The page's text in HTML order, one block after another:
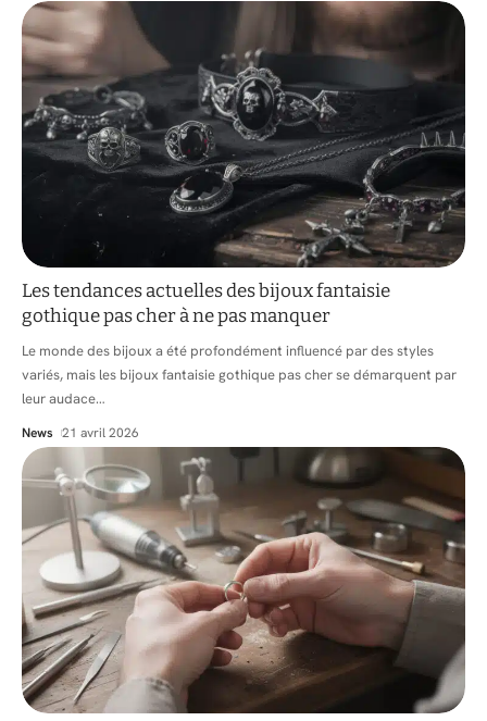
Les tendances actuelles des bijoux fantaisie
gothique pas cher à ne pas manquer
Le monde des bijoux a été profondément influencé par des styles
variés, mais les bijoux fantaisie gothique pas cher se démarquent par
leur audace…
News 21 avril 2026